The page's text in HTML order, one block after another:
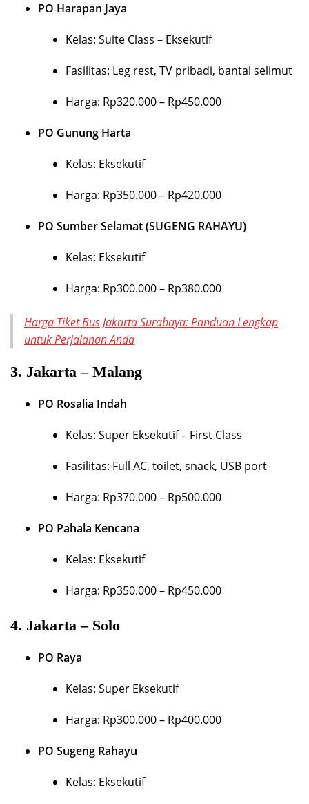
PO Harapan Jaya
Kelas: Suite Class – Eksekutif
Fasilitas: Leg rest, TV pribadi, bantal selimut
Harga: Rp320.000 – Rp450.000
PO Gunung Harta
Kelas: Eksekutif
Harga: Rp350.000 – Rp420.000
PO Sumber Selamat (SUGENG RAHAYU)
Kelas: Eksekutif
Harga: Rp300.000 – Rp380.000
Harga Tiket Bus Jakarta Surabaya: Panduan Lengkap
untuk Perjalanan Anda
3. Jakarta – Malang
PO Rosalia Indah
Kelas: Super Eksekutif – First Class
Fasilitas: Full AC, toilet, snack, USB port
Harga: Rp370.000 – Rp500.000
PO Pahala Kencana
Kelas: Eksekutif
Harga: Rp350.000 – Rp450.000
4. Jakarta – Solo
PO Raya
Kelas: Super Eksekutif
Harga: Rp300.000 – Rp400.000
PO Sugeng Rahayu
Kelas: Eksekutif